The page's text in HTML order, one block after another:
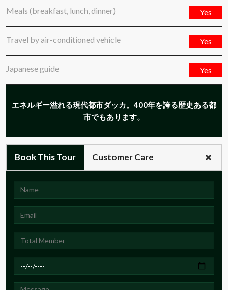
Meals (breakfast, lunch, dinner) Yes
Travel by air-conditioned vehicle Yes
Japanese guide Yes
エネルギー溢れる現代都市ダッカ。400年を誇る歴史ある都
市でもあります。
Book This Tour Customer Care